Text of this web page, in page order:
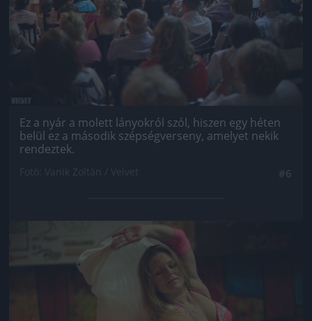
Ez a nyár a molett lányokról szól, hiszen egy héten
belül ez a második szépségverseny, amelyet nekik
rendeztek.
Jön még kép!